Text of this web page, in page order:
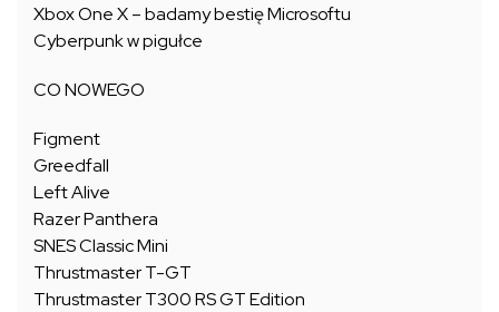
Xbox One X – badamy bestię Microsoftu
Cyberpunk w pigułce
CO NOWEGO
Figment
Greedfall
Left Alive
Razer Panthera
SNES Classic Mini
Thrustmaster T-GT
Thrustmaster T300 RS GT Edition